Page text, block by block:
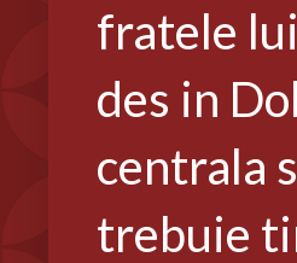
fratele
des in
centrala
trebuie